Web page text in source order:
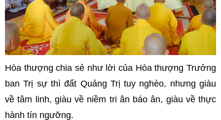
Hòa thượng chia sẻ như lời của Hòa thượng Trưởng
ban Trị sự thì đất Quảng Trị tuy nghèo, nhưng giàu
về tâm linh, giàu về niềm tri ân báo ân, giàu về thực
hành tín ngưỡng.